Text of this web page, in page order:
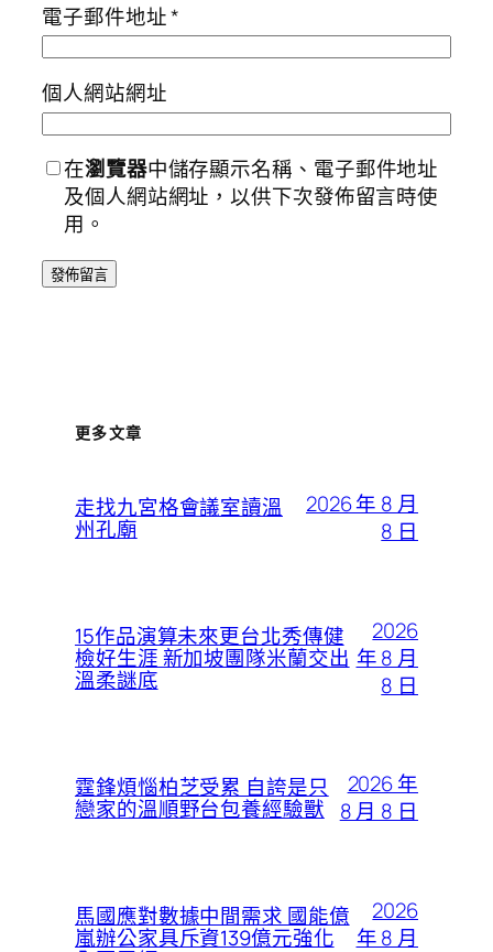
電子郵件地址*
個人網站網址
在瀏覽器中儲存顯示名稱、電子郵件地址
及個人網站網址，以供下次發佈留言時使
用。
更多文章
走找九宮格會議室讀溫
州孔廟
2026 年 8 月
8 日
15作品演算未來更台北秀傳健
檢好生涯 新加坡團隊米蘭交出
溫柔謎底
2026
年 8 月
8 日
霆鋒煩惱柏芝受累 自誇是只
戀家的溫順野台包養經驗獸
2026 年
8 月 8 日
馬國應對數據中間需求 國能億
嵐辦公家具斥資139億元強化
2026
年 8 月